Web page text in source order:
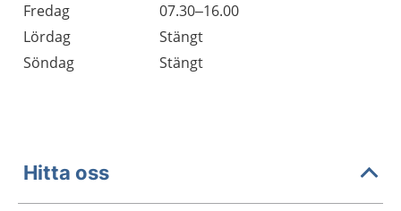
Fredag
07.30–16.00
Lördag
Stängt
Söndag
Stängt
Hitta oss